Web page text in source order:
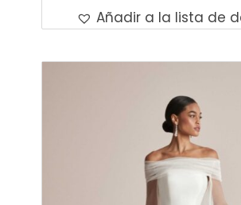
Añadir a la lista de